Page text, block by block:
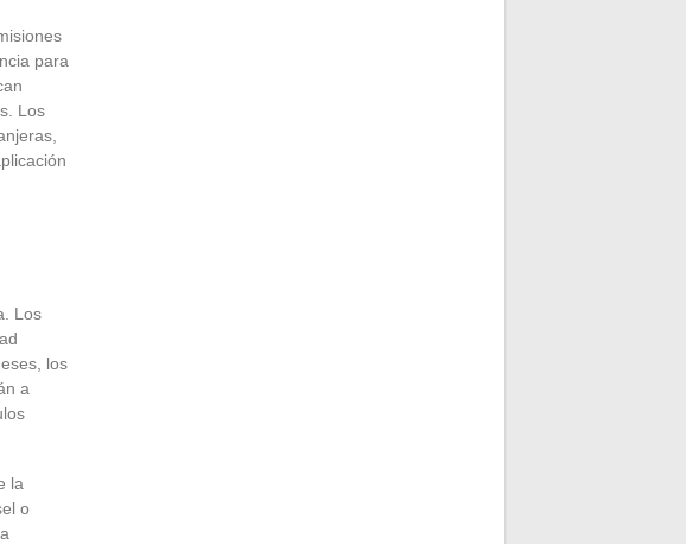
para
Los
Los
los
a
la
o